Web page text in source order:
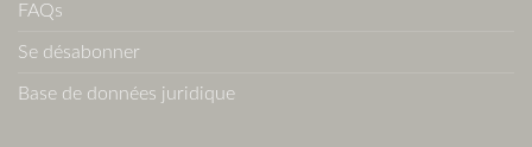
FAQs
Se désabonner
Base de données juridique